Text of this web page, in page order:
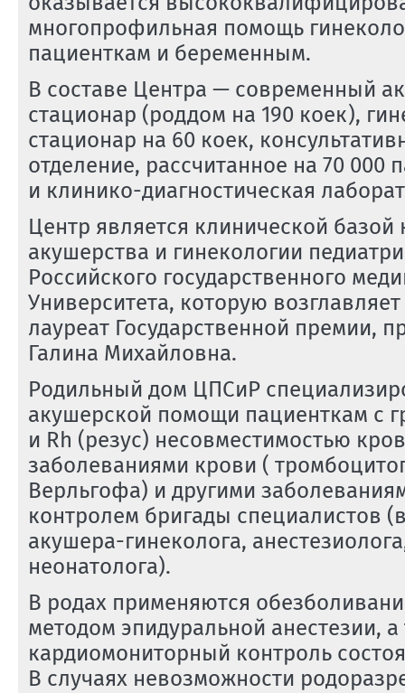
многопрофильная помощь
пациенткам и беременным.
В составе Центра — современный
стационар (роддом на 190 коек),
стационар на 60 коек,
отделение, рассчитанное на 70 000
и клинико-диагностическая
Центр является клинической
акушерства и гинекологии
Российского государственного
Университета, которую
лауреат Государственной премии,
Галина Михайловна.
Родильный дом ЦПСиР
акушерской помощи пациенткам с
и Rh (резус) несовместимостью
заболеваниями крови (
Верльгофа) и другими
контролем бригады специалистов
акушера-гинеколога,
неонатолога).
В родах применяются
методом эпидуральной анестезии, а
кардиомониторный контроль
В случаях невозможности